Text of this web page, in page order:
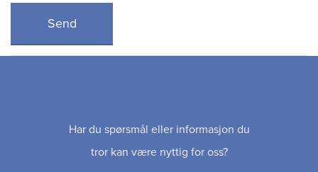
Har du spørsmål eller informasjon du
tror kan være nyttig for oss?